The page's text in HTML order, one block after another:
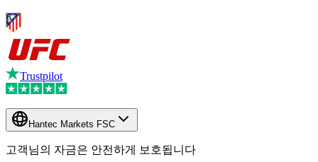
Trustpilot
Hantec Markets FSC
고객님의 자금은 안전하게 보호됩니다